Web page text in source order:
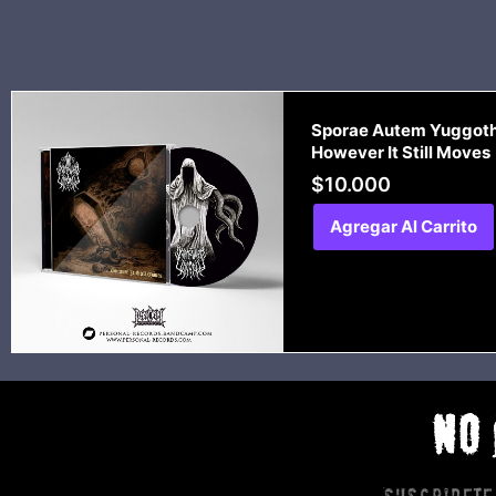
Sporae Autem
However It Still Moves
$10.000
Agregar Al Carrito